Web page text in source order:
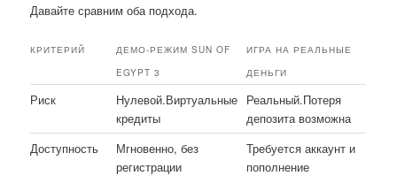
Давайте сравним оба подхода.
КРИТЕРИЙ
ДЕМО-РЕЖИМ SUN OF
EGYPT 3
ИГРА НА РЕАЛЬНЫЕ
ДЕНЬГИ
Риск
Нулевой.Виртуальные
кредиты
Реальный.Потеря
депозита возможна
Доступность
Мгновенно, без
регистрации
Требуется аккаунт и
пополнение